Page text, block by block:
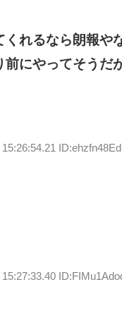
くれるなら朗報や
前にやってそうだ
ID:ehzfn48Ed